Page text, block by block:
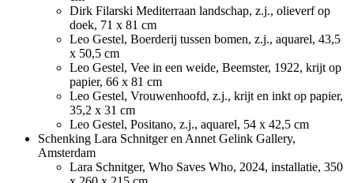
Dirk Filarski Mediterraan landschap, z.j., olieverf op
doek, 71 x 81 cm
Leo Gestel, Boerderij tussen bomen, z.j., aquarel, 43,5
x 50,5 cm
Leo Gestel, Vee in een weide, Beemster, 1922, krijt op
papier, 66 x 81 cm
Leo Gestel, Vrouwenhoofd, z.j., krijt en inkt op papier,
35,2 x 31 cm
Leo Gestel, Positano, z.j., aquarel, 54 x 42,5 cm
Schenking Lara Schnitger en Annet Gelink Gallery,
Amsterdam
Lara Schnitger, Who Saves Who, 2024, installatie, 350